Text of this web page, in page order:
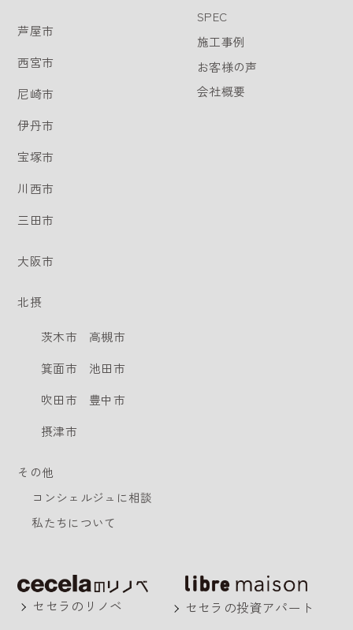
芦屋市
西宮市
尼崎市
伊丹市
宝塚市
川西市
三田市
大阪市
北摂
茨木市
高槻市
箕面市
池田市
吹田市
豊中市
摂津市
その他
コンシェルジュに相談
私たちについて
SPEC
施工事例
お客様の声
会社概要
セセラのリノベ セセラの投資アパート